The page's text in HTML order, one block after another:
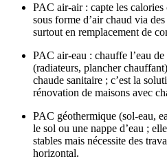
PAC air-air : capte les calories
sous forme d’air chaud via
surtout en remplacement de
PAC air-eau : chauffe l’eau
(radiateurs, plancher
chaude sanitaire ; c’est la
rénovation de maisons avec
PAC géothermique (sol-eau,
le sol ou une nappe d’eau ;
stables mais nécessite des
horizontal.​